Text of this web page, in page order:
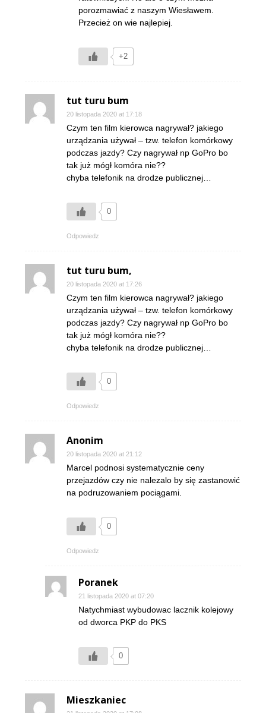
porozmawiać z naszym Wiesławem.
Przecież on wie najlepiej.
+2
tut turu bum
20 listopada 2020 at 17:18
Czym ten film kierowca nagrywał? jakiego
urządzania używał – tzw. telefon komórkowy
podczas jazdy? Czy nagrywał np GoPro bo
tak już mógł komóra nie??
chyba telefonik na drodze publicznej…
0
Odpowiedz
tut turu bum,
20 listopada 2020 at 17:26
Czym ten film kierowca nagrywał? jakiego
urządzania używał – tzw. telefon komórkowy
podczas jazdy? Czy nagrywał np GoPro bo
tak już mógł komóra nie??
chyba telefonik na drodze publicznej…
0
Odpowiedz
Anonim
20 listopada 2020 at 21:12
Marcel podnosi systematycznie ceny
przejazdów czy nie nalezalo by się zastanowić
na podruzowaniem pociągami.
0
Odpowiedz
Poranek
21 listopada 2020 at 07:20
Natychmiast wybudowac lacznik kolejowy
od dworca PKP do PKS
0
Mieszkaniec